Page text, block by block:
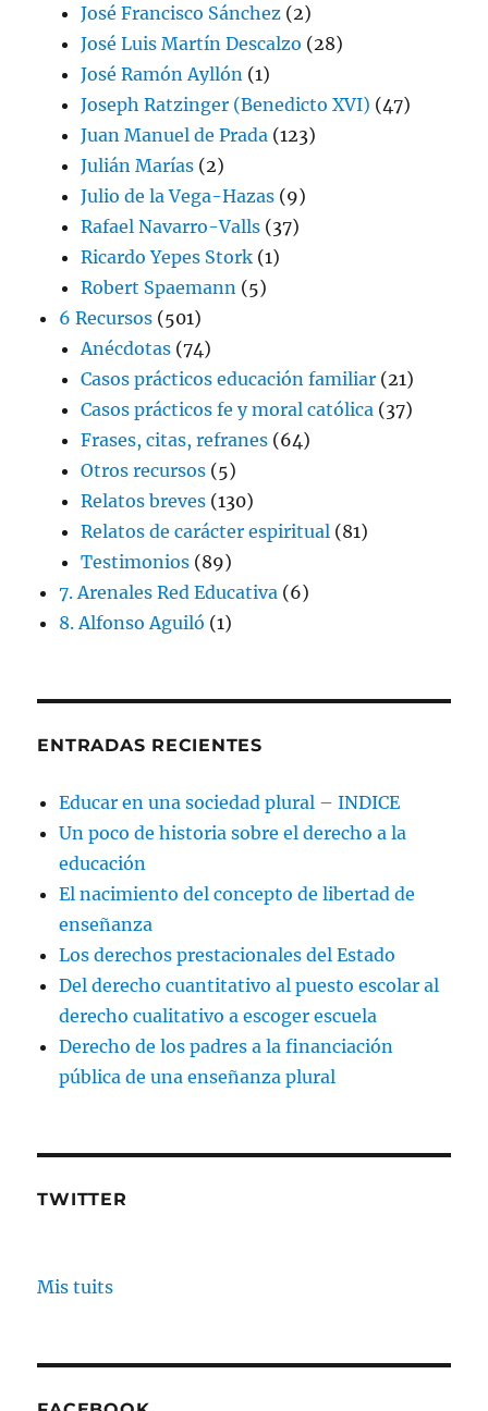
José Francisco Sánchez (2)
José Luis Martín Descalzo (28)
José Ramón Ayllón (1)
Joseph Ratzinger (Benedicto XVI) (47)
Juan Manuel de Prada (123)
Julián Marías (2)
Julio de la Vega-Hazas (9)
Rafael Navarro-Valls (37)
Ricardo Yepes Stork (1)
Robert Spaemann (5)
6 Recursos (501)
Anécdotas (74)
Casos prácticos educación familiar (21)
Casos prácticos fe y moral católica (37)
Frases, citas, refranes (64)
Otros recursos (5)
Relatos breves (130)
Relatos de carácter espiritual (81)
Testimonios (89)
7. Arenales Red Educativa (6)
8. Alfonso Aguiló (1)
ENTRADAS RECIENTES
Educar en una sociedad plural – INDICE
Un poco de historia sobre el derecho a la
educación
El nacimiento del concepto de libertad de
enseñanza
Los derechos prestacionales del Estado
Del derecho cuantitativo al puesto escolar al
derecho cualitativo a escoger escuela
Derecho de los padres a la financiación
pública de una enseñanza plural
TWITTER
Mis tuits